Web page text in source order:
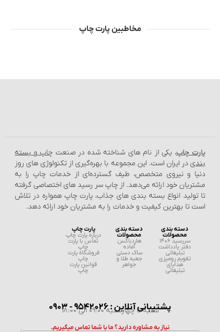
مخاطبین پارت چاپ
پارت چاپ، یکی از نام‌ های شناخته شده در صنعت چاپ و بسته‌
بندی در ایران است. این مجموعه با بهره‌گیری از تکنولوژی‌ های روز
دنیا و نیروی متخصص، طیف گسترده‌ای از خدمات چاپ را به
مشتریان خود ارائه می‌دهد. از چاپ سر رسید های اختصاصی گرفته
تا تولید انواع بسته‌ بندی‌ های جذاب، پارت چاپ همواره در تلاش
است تا بهترین کیفیت و خدمات را به مشتریان خود ارائه دهد.
دسته بندی
محصولات
سررسید 1406
دفتر یادداشت
تبلیغاتی
تقویم رومیزی
هدایای
تبلیغاتی
دسته بندی
محصولات
هاردباکس
آماده
ساک دستی
جعبه طلا و
جواهر
پارت چاپ
درباره پارت چاپ
تماس با پارت
چاپ
فروشگاه پارت
چاپ
قوانین پارت
چاپ
پشتیبانی آنلاین : 9542026 - 0903
شنبه تا چهارشنبه 09:00 الی 18:00
نیاز به مشاوره دارید؟ ما با شما تماس میگیریم.